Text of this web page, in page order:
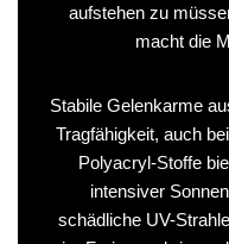
aufstehen zu
macht die
Stabile Gelenkarme
Tragfähigkeit, auch
Polyacryl-Stoffe
intensiver
schädliche UV-